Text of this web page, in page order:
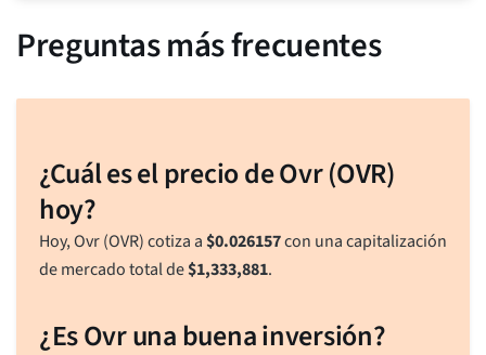
Preguntas más frecuentes
¿Cuál es el precio de Ovr (OVR)
hoy?
Hoy, Ovr (OVR) cotiza a$0.026157con una capitalización
de mercado total de$1,333,881.
¿Es Ovr una buena inversión?